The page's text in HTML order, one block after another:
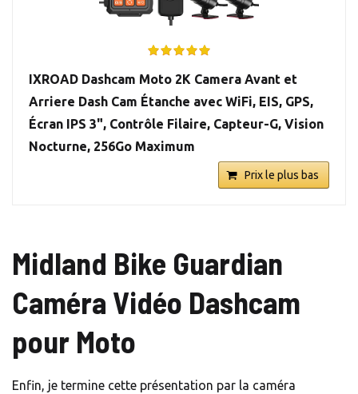
IXROAD Dashcam Moto 2K Camera Avant et
Arriere Dash Cam Étanche avec WiFi, EIS, GPS,
Écran IPS 3", Contrôle Filaire, Capteur-G, Vision
Nocturne, 256Go Maximum
Prix le plus bas
Midland Bike Guardian
Caméra Vidéo Dashcam
pour Moto
Enfin, je termine cette présentation par la caméra